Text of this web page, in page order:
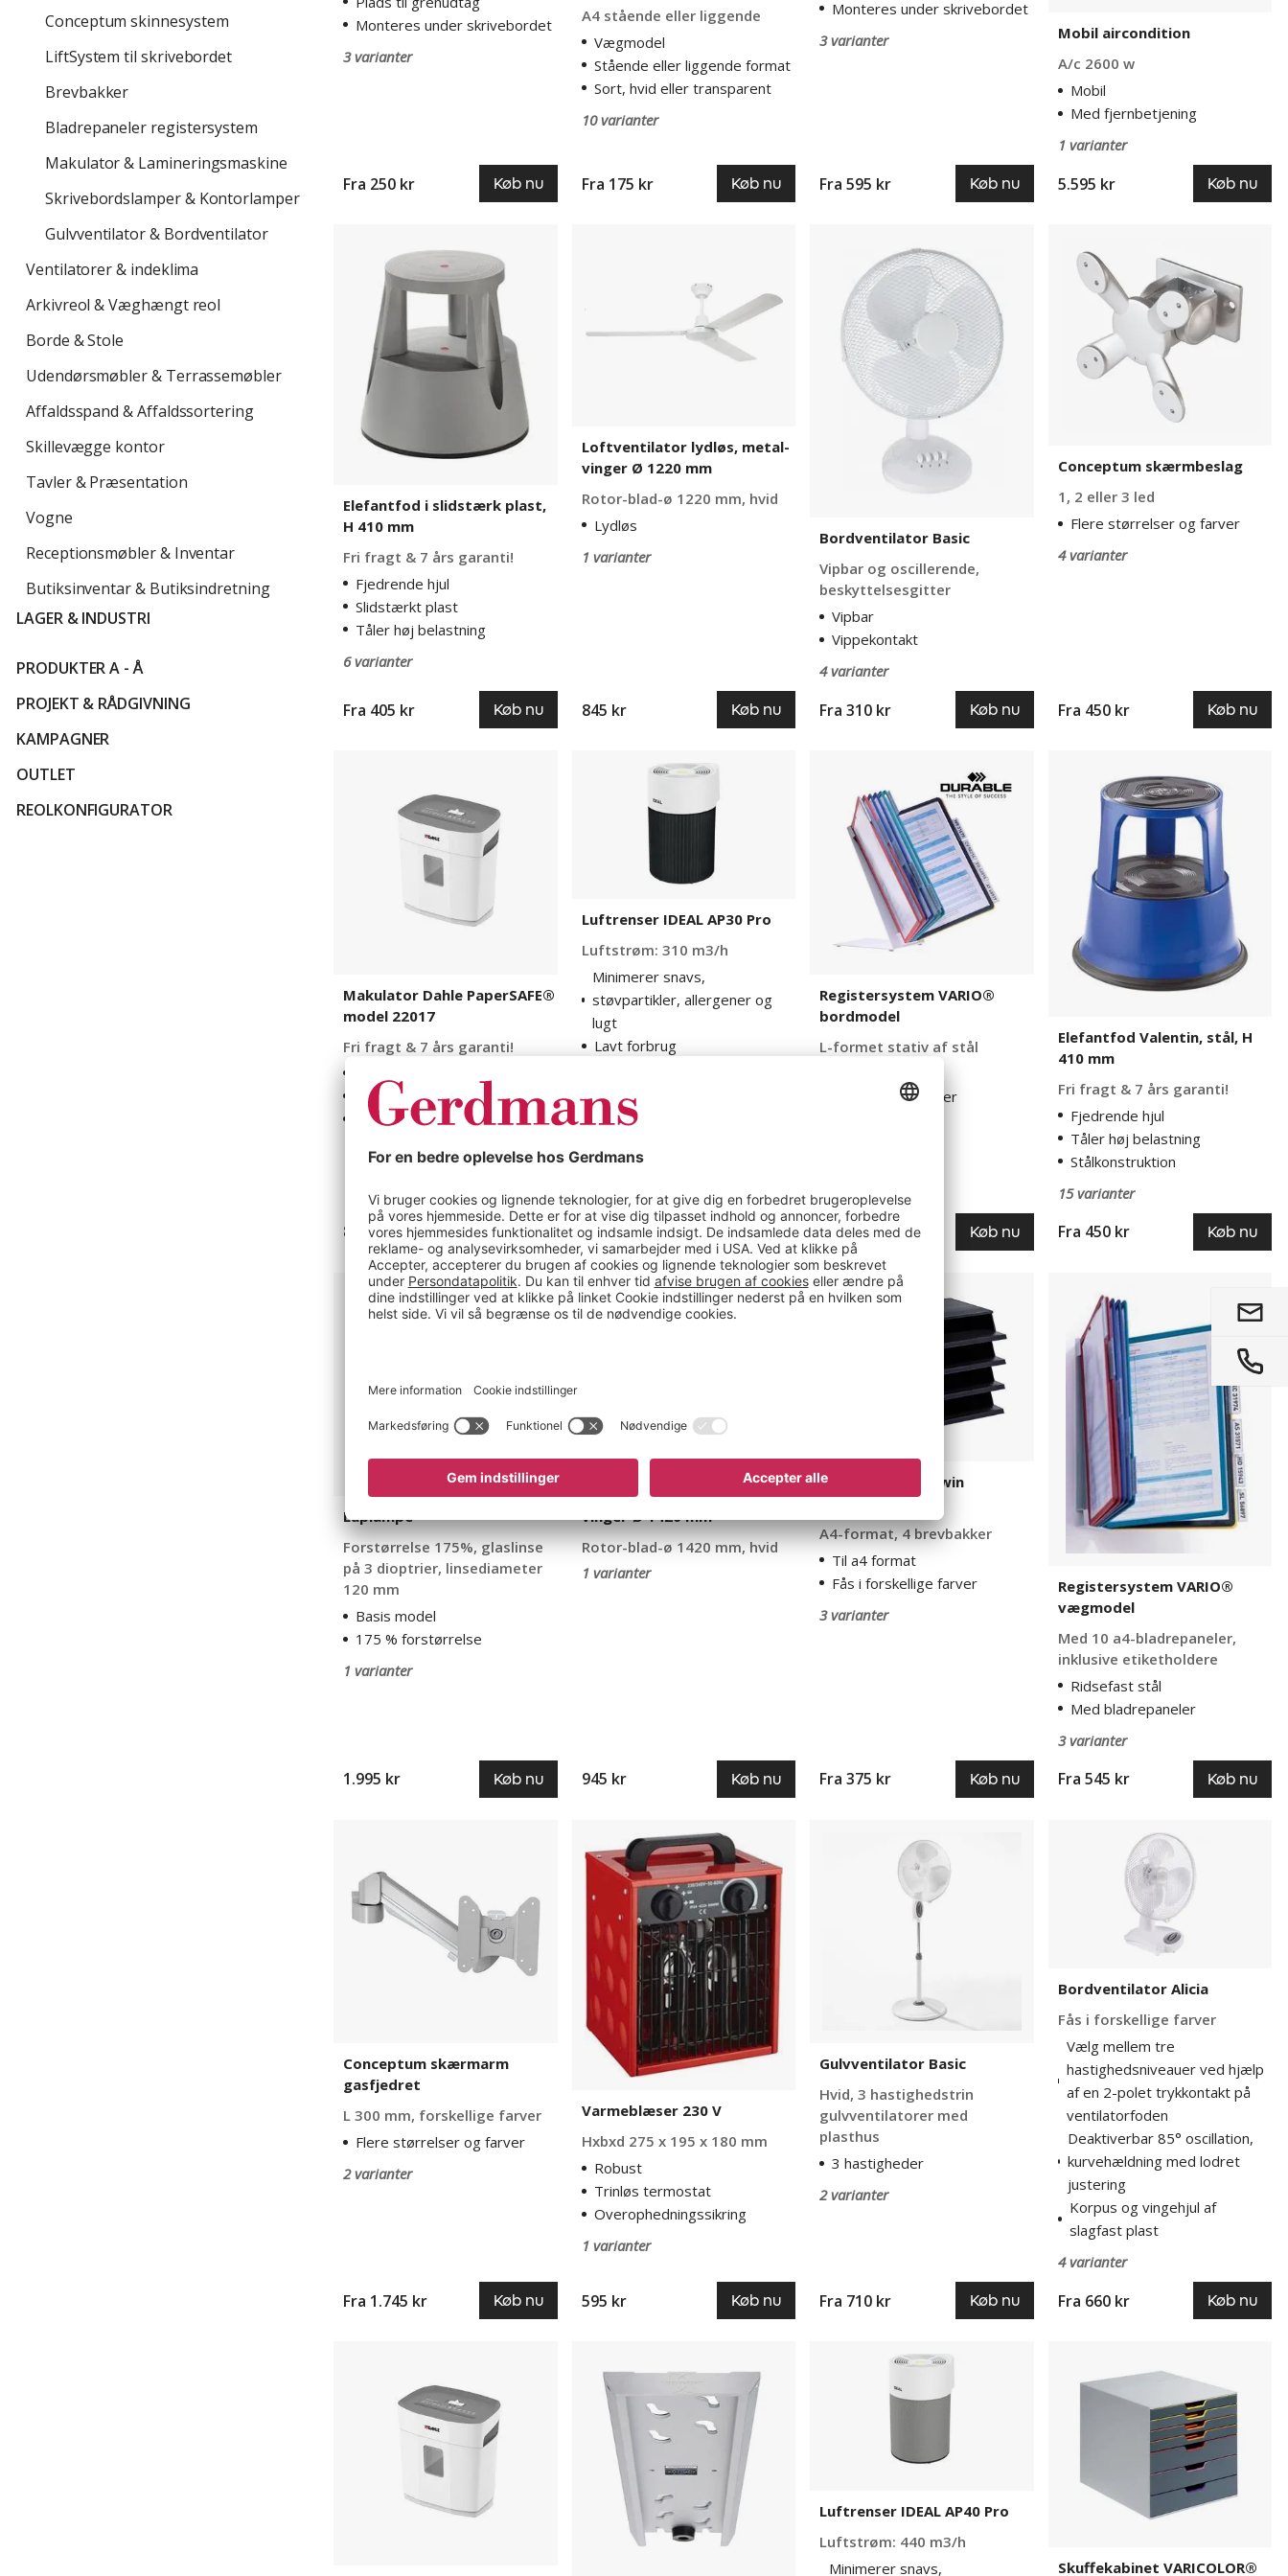
Conceptum skinnesystem
LiftSystem til skrivebordet
Brevbakker
Bladrepaneler registersystem
Makulator & Lamineringsmaskine
Skrivebordslamper & Kontorlamper
Gulvventilator & Bordventilator
Ventilatorer & indeklima
Arkivreol & Væghængt reol
Borde & Stole
Udendørsmøbler & Terrassemøbler
Affaldsspand & Affaldssortering
Skillevægge kontor
Tavler & Præsentation
Vogne
Receptionsmøbler & Inventar
Butiksinventar & Butiksindretning
LAGER & INDUSTRI
PRODUKTER A - Å
PROJEKT & RÅDGIVNING
KAMPAGNER
OUTLET
REOLKONFIGURATOR
Monteres under skrivebordet
3 varianter
Fra 250 kr Køb nu
A4 stående eller liggende
Vægmodel
Stående eller liggende format
Sort, hvid eller transparent
10 varianter
Fra 175 kr Køb nu
Monteres under skrivebordet
3 varianter
Fra 595 kr Køb nu
Mobil aircondition
A/c 2600 w
Mobil
Med fjernbetjening
1 varianter
5.595 kr Køb nu
slidstærk
Elefantfod i slidstærk plast,
H 410 mm
Fri fragt & 7 års garanti!
Fjedrende hjul
Slidstærkt plast
Tåler høj belastning
6 varianter
Fra 405 kr Køb nu
1220
Loftventilator lydløs, metal-
vinger Ø 1220 mm
Rotor-blad-ø 1220 mm, hvid
Lydløs
1 varianter
845 kr Køb nu
Bordventilator Basic
Vipbar og oscillerende,
beskyttelsesgitter
Vipbar
Vippekontakt
4 varianter
Fra 310 kr Køb nu
skærmbeslag
Conceptum skærmbeslag
1, 2 eller 3 led
Flere størrelser og farver
4 varianter
Fra 450 kr Køb nu
PaperSAFE®
Makulator Dahle PaperSAFE®
model 22017
Fri fragt & 7 års garanti!
Stabil konstruktion
Let at tømme
1 varianter
895 kr Køb nu
Luftrenser IDEAL AP30 Pro
Luftstrøm: 310 m3/h
Minimerer snavs,
støvpartikler, allergener og
lugt
Lavt forbrug
1 varianter
4.595 kr Køb nu
bordmodel
Registersystem VARIO®
bordmodel
L-formet stativ af stål
Med bladrepaneler
695 kr Køb nu
Valentin,
Elefantfod Valentin, stål, H
410 mm
Fri fragt & 7 års garanti!
Fjedrende hjul
Tåler høj belastning
Stålkonstruktion
15 varianter
Fra 450 kr Køb nu
Luplampe
Luplampe
Forstørrelse 175%, glaslinse
på 3 dioptrier, linsediameter
120 mm
Basis model
175 % forstørrelse
1 varianter
1.995 kr Køb nu
Loftventilator
lydløs,
metal-
1420
Loftventilator lydløs, metal-
vinger Ø 1420 mm
Rotor-blad-ø 1420 mm, hvid
1 varianter
945 kr Køb nu
Brevbakkesæt
Twin
Brevbakkesæt Twin
Panorama
A4-format, 4 brevbakker
Til a4 format
Fås i forskellige farver
3 varianter
Fra 375 kr Køb nu
VARIO®
vægmodel
Registersystem VARIO®
vægmodel
Med 10 a4-bladrepaneler,
inklusive etiketholdere
Ridsefast stål
Med bladrepaneler
3 varianter
Fra 545 kr Køb nu
gasfjedret
Conceptum skærmarm
gasfjedret
L 300 mm, forskellige farver
Flere størrelser og farver
2 varianter
Fra 1.745 kr Køb nu
230
Varmeblæser 230 V
Hxbxd 275 x 195 x 180 mm
Robust
Trinløs termostat
Overophedningssikring
1 varianter
595 kr Køb nu
Gulvventilator Basic
Hvid, 3 hastighedstrin
gulvventilatorer med
plasthus
3 hastigheder
2 varianter
Fra 710 kr Køb nu
Bordventilator
Bordventilator Alicia
Fås i forskellige farver
Vælg mellem tre
hastighedsniveauer ved hjælp
af en 2-polet trykkontakt på
ventilatorfoden
Deaktiverbar 85° oscillation,
kurvehældning med lodret
justering
Korpus og vingehjul af
slagfast plast
4 varianter
Fra 660 kr Køb nu
PaperSAFE®
skinne
Luftrenser IDEAL AP40 Pro
Luftstrøm: 440 m3/h
Minimerer snavs,
VARICOLOR®
Skuffekabinet VARICOLOR®